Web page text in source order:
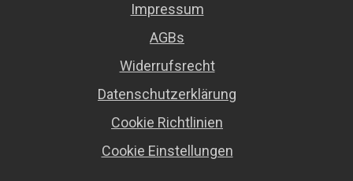
Impressum
AGBs
Widerrufsrecht
Datenschutzerklärung
Cookie Richtlinien
Cookie Einstellungen